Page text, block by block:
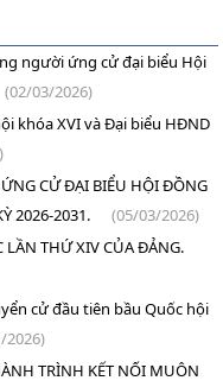
người ứng cử đại biểu Hội
(02/03/2026)
khóa XVI và Đại biểu HĐND
CỬ ĐẠI BIỂU HỘI ĐỒNG
2026-2031.
(05/03/2026)
THỨ XIV CỦA ĐẢNG.
cử đầu tiên bầu Quốc hội
2026)
TRÌNH KẾT NỐI MUÔN